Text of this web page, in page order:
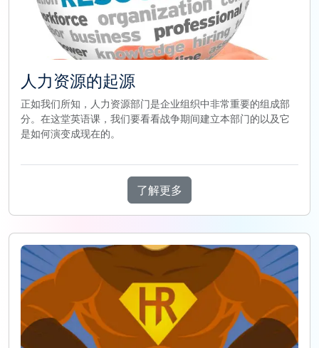
人力资源的起源
正如我们所知，人力资源部门是企业组织中非常重要的组成部
分。在这堂英语课，我们要看看战争期间建立本部门的以及它
是如何演变成现在的。
了解更多